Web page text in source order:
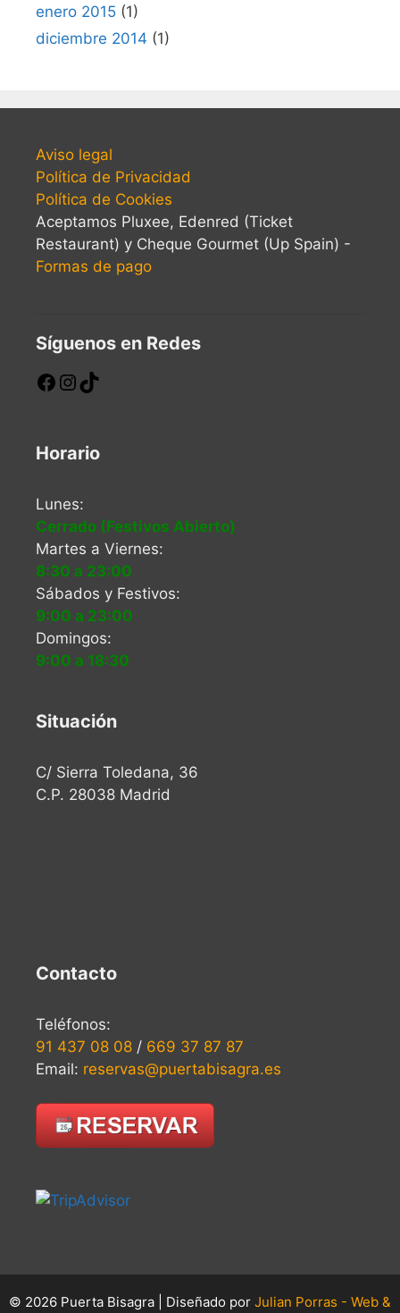
enero 2015 (1)
diciembre 2014 (1)
Aviso legal
Política de Privacidad
Política de Cookies
Aceptamos Pluxee, Edenred (Ticket
Restaurant) y Cheque Gourmet (Up Spain) -
Formas de pago
Síguenos en Redes
Horario
Lunes:
Cerrado (Festivos Abierto)
Martes a Viernes:
8:30 a 23:00
Sábados y Festivos:
9:00 a 23:00
Domingos:
9:00 a 18:30
Situación
C/ Sierra Toledana, 36
C.P. 28038 Madrid
Contacto
Teléfonos:
91 437 08 08 / 669 37 87 87
Email: reservas@puertabisagra.es
© 2026 Puerta Bisagra | Diseñado por Julian Porras - Web &